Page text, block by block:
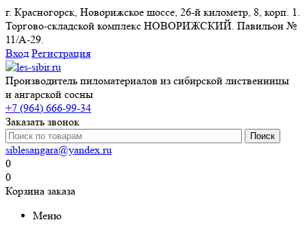
г. Красногорск, Новорижское шоссе, 26-й километр, 8, корп. 1.
Торгово-складской комплекс НОВОРИЖСКИЙ. Павильон №
11/A-29.
Вход Регистрация
Производитель пиломатериалов из сибирской лиственницы
и ангарской сосны
+7 (964) 666-99-34
Заказать звонок
siblesangara@yandex.ru
0
0
Корзина заказа
Меню